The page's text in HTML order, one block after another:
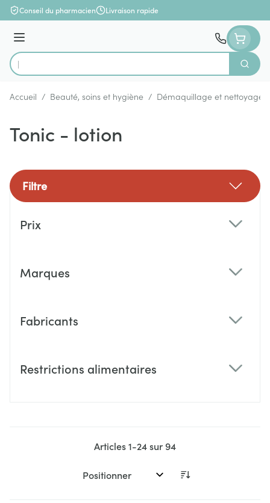
Aller au contenu
Conseil du pharmacien Livraison rapide
Menu
Rechercher
Accueil / Beauté, soins et hygiène / Démaquillage et nettoyage
Tonic - lotion
Filtre
Prix
Marques
Fabricants
Restrictions alimentaires
Articles1-24sur94
Trier par: